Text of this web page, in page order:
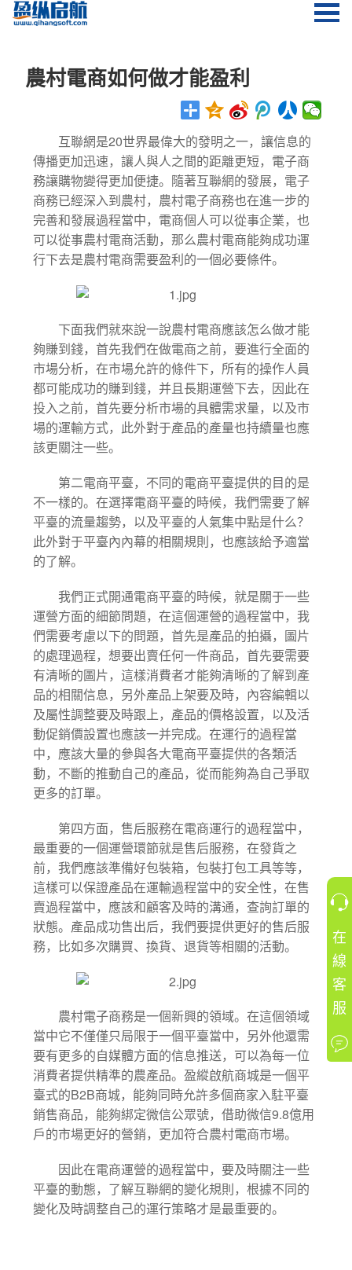
農村電商如何做才能盈利
互聯網是20世界最偉大的發明之一，讓信息的
傳播更加迅速，讓人與人之間的距離更短，電子商
務讓購物變得更加便捷。隨著互聯網的發展，電子
商務已經深入到農村，農村電子商務也在進一步的
完善和發展過程當中，電商個人可以從事企業，也
可以從事農村電商活動，那么農村電商能夠成功運
行下去是農村電商需要盈利的一個必要條件。
下面我們就來說一說農村電商應該怎么做才能
夠賺到錢，首先我們在做電商之前，要進行全面的
市場分析，在市場允許的條件下，所有的操作人員
都可能成功的賺到錢，并且長期運營下去，因此在
投入之前，首先要分析市場的具體需求量，以及市
場的運輸方式，此外對于產品的產量也持續量也應
該更關注一些。
第二電商平臺，不同的電商平臺提供的目的是
不一樣的。在選擇電商平臺的時候，我們需要了解
平臺的流量趨勢，以及平臺的人氣集中點是什么？
此外對于平臺內內幕的相關規則，也應該給予適當
的了解。
我們正式開通電商平臺的時候，就是關于一些
運營方面的細節問題，在這個運營的過程當中，我
們需要考慮以下的問題，首先是產品的拍攝，圖片
的處理過程，想要出賣任何一件商品，首先要需要
有清晰的圖片，這樣消費者才能夠清晰的了解到產
品的相關信息，另外產品上架要及時，內容編輯以
及屬性調整要及時跟上，產品的價格設置，以及活
動促銷價設置也應該一并完成。在運行的過程當
中，應該大量的參與各大電商平臺提供的各類活
動，不斷的推動自己的產品，從而能夠為自己爭取
更多的訂單。
第四方面，售后服務在電商運行的過程當中，
最重要的一個運營環節就是售后服務，在發貨之
前，我們應該準備好包裝箱，包裝打包工具等等，
這樣可以保證產品在運輸過程當中的安全性，在售
賣過程當中，應該和顧客及時的溝通，查詢訂單的
狀態。產品成功售出后，我們要提供更好的售后服
務，比如多次購買、換貨、退貨等相關的活動。
農村電子商務是一個新興的領域。在這個領域
當中它不僅僅只局限于一個平臺當中，另外他還需
要有更多的自媒體方面的信息推送，可以為每一位
消費者提供精準的農產品。盈縱啟航商城是一個平
臺式的B2B商城，能夠同時允許多個商家入駐平臺
銷售商品，能夠綁定微信公眾號，借助微信9.8億用
戶的市場更好的營銷，更加符合農村電商市場。
因此在電商運營的過程當中，要及時關注一些
平臺的動態，了解互聯網的變化規則，根據不同的
變化及時調整自己的運行策略才是最重要的。
在
線
客
服